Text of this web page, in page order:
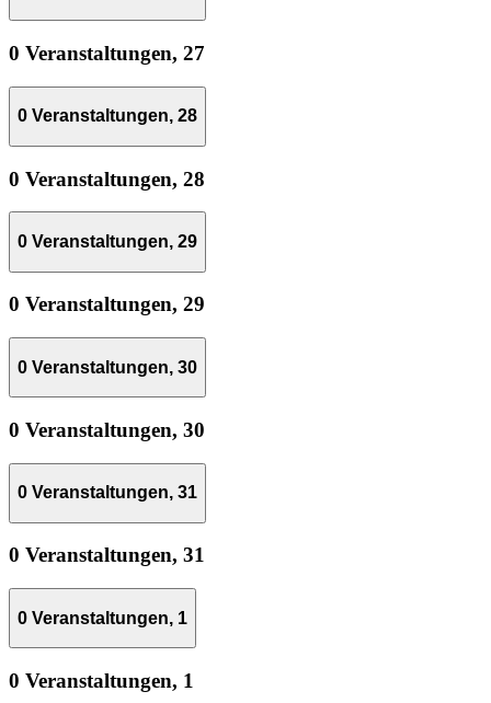
0 Veranstaltungen, 27
0 Veranstaltungen, 28
0 Veranstaltungen, 28
0 Veranstaltungen, 29
0 Veranstaltungen, 29
0 Veranstaltungen, 30
0 Veranstaltungen, 30
0 Veranstaltungen, 31
0 Veranstaltungen, 31
0 Veranstaltungen, 1
0 Veranstaltungen, 1